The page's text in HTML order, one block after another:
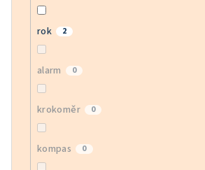
rok 2
alarm 0
krokoměr 0
kompas 0